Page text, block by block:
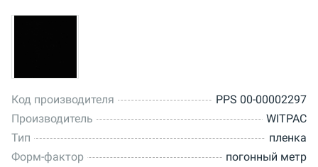
Код производителя
PPS 00-00002297
Производитель
WITPAC
Тип
пленка
Форм-фактор
погонный метр